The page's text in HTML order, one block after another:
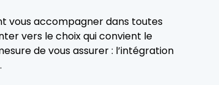
vous accompagner dans toutes
vers le choix qui convient le
de vous assurer : l’intégration